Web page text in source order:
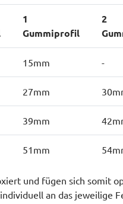
1
Gummiprofil
2
15mm -
27mm
39mm
51mm
und fügen sich somit
individuell an das jeweilige